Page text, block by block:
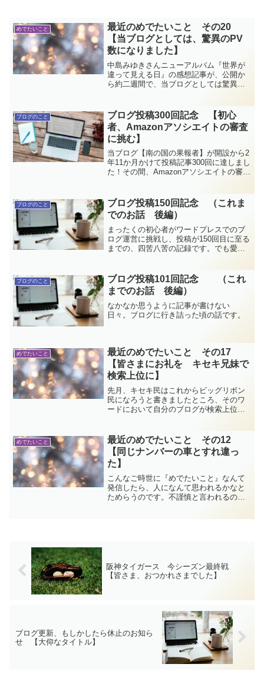
めでたいこと
最近のめでたいこと その20
【当ブログとしては、驚異のPV
数になりました】
中島みゆきさんニューアルバム『世界が
違って見える日』の感想記事が、公開か
ら約二週間で、当ブログとしては驚異の
きさんの御威光があって成り立ってるわ
けですが…でも嬉しいなぁ。これからも
楽しみながら頑張ります。
ブログのこと
ブログ投稿300回記念 【初心
者、Amazonアソシエイトの審査
に挑む】
当ブログ【南の国の果報者】が開設から2
年11か月かけて投稿記事300回に達しまし
た！その間、Amazonアソシエイトの審査
読んでいただいた皆さまありがとうござ
います！！
ブログのこと
ブログ投稿150回記念 （これま
でのお話 後編）
まったくの初心者がワードプレスでのブ
ログ運営に挑戦し、投稿が150回目に至る
までの、四苦八苦の記録です。でも愛お
ブログのこと
ブログ投稿101回記念 （これ
までのお話 後編）
なかなか思うように記事が書けない
日々。ブログに行き詰った頃の話です。
めでたいこと
最近のめでたいこと その17
【皆さまにお礼を キセキ兄妹で
検索上位に】
先月、キセキ民はこれからビッグリボン
民になろうと書きましたところ、そのワ
ードにおいて自分のブログが検索上位に
はわかりませんが、見ていただいた皆さ
まありがとうございます。
めでたいこと
最近のめでたいこと その12
【同じナンバーの車とすれ違っ
た】
こんなご時世に『めでたいこと』なんて
発信したら、人になんて思われるかなと
ためらうのです。不謹慎と言われるので
阪神タイガース 今シーズン最終戦
【皆さま、おつかれさまでした】
ブログ更新、もしかしたら休止のお知ら
せ 【大仰なタイトル】